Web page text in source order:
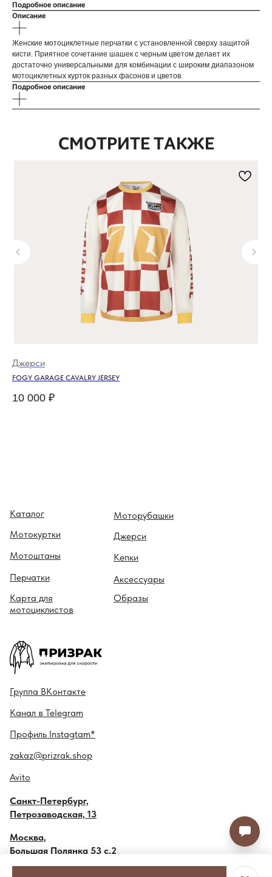
Подробное описание
Описание
Женские мотоциклетные перчатки с установленной сверху защитой
кисти. Приятное сочетание шашек с черным цветом делает их
достаточно универсальными для комбинации с широким диапазоном
мотоциклетных курток разных фасонов и цветов.
Подробное описание
СМОТРИТЕ ТАКЖЕ
FOGY GARAGE CAVALRY JERSEY
Джерси
10 000 ₽
Каталог
Мотокуртки
Мотоштаны
Перчатки
Карта для
мотоциклистов
Моторубашки
Образы
Джерси
Кепки
Аксессуары
Канал в Telegram
Профиль Instagtam*
Гру ппа ВКонтакте
zakaz@prizrak.shop
Москва,
Большая Полянка 53 с.2
Санкт-Петербург,
Петрозаводская, 13
Avito